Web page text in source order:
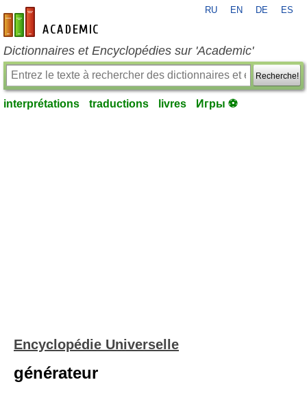
fr-academic.com
RU EN DE ES
Dictionnaires et Encyclopédies sur 'Academic'
Recherche!
interprétations traductions livres Игры ⚽
Encyclopédie Universelle
générateur